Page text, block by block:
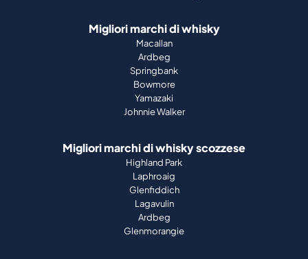
Migliori marchi di whisky
Macallan
Ardbeg
Springbank
Bowmore
Yamazaki
Johnnie Walker
Migliori marchi di whisky scozzese
Highland Park
Laphroaig
Glenfiddich
Lagavulin
Ardbeg
Glenmorangie